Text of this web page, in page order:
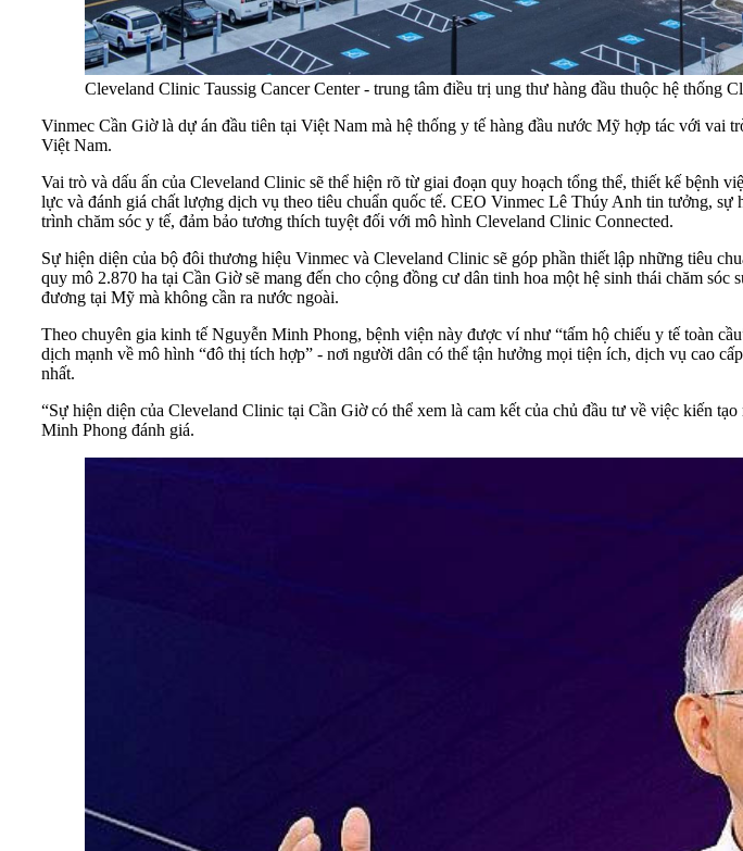
Cleveland Clinic Taussig Cancer Center - trung tâm điều trị ung thư hàng đầu thuộc hệ thống
Vinmec Cần Giờ là dự án đầu tiên tại Việt Nam mà hệ thống y tế hàng đầu nước Mỹ hợp tác với
Việt Nam.
Vai trò và dấu ấn của Cleveland Clinic sẽ thể hiện rõ từ giai đoạn quy hoạch tổng thể, thiết kế bệnh
lực và đánh giá chất lượng dịch vụ theo tiêu chuẩn quốc tế. CEO Vinmec Lê Thúy Anh tin tưởng,
trình chăm sóc y tế, đảm bảo tương thích tuyệt đối với mô hình Cleveland Clinic Connected.
Sự hiện diện của bộ đôi thương hiệu Vinmec và Cleveland Clinic sẽ góp phần thiết lập những tiêu
quy mô 2.870 ha tại Cần Giờ sẽ mang đến cho cộng đồng cư dân tinh hoa một hệ sinh thái chăm
đương tại Mỹ mà không cần ra nước ngoài.
Theo chuyên gia kinh tế Nguyễn Minh Phong, bệnh viện này được ví như “tấm hộ chiếu y tế toàn
dịch mạnh về mô hình “đô thị tích hợp” - nơi người dân có thể tận hưởng mọi tiện ích, dịch vụ cao
nhất.
“Sự hiện diện của Cleveland Clinic tại Cần Giờ có thể xem là cam kết của chủ đầu tư về việc kiến
Minh Phong đánh giá.